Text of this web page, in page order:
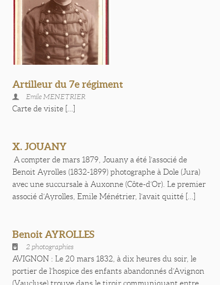
Artilleur du 7e régiment
Emile MENETRIER
Carte de visite [...]
X. JOUANY
A compter de mars 1879, Jouany a été l’associé de
Benoit Ayrolles (1832-1899) photographe à Dole (Jura)
avec une succursale à Auxonne (Côte-d’Or). Le premier
associé d’Ayrolles, Emile Ménétrier, l’avait quitté [...]
Benoit AYROLLES
2 photographies
AVIGNON : Le 20 mars 1832, à dix heures du soir, le
portier de l’hospice des enfants abandonnés d’Avignon
(Vaucluse) trouve dans le tiroir communiquant entre